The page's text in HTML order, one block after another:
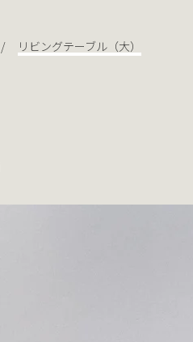
リビングテーブル（大）